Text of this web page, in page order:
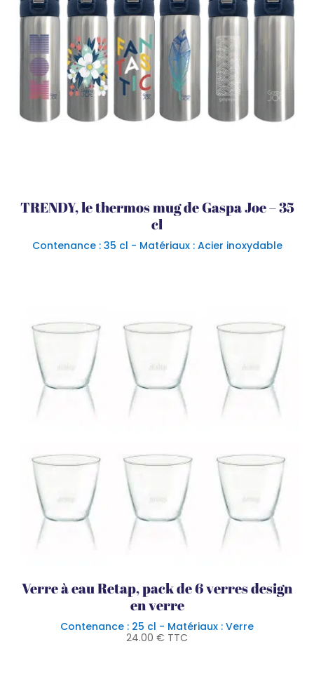
TRENDY, le thermos mug de Gaspa Joe – 35
cl
Contenance : 35 cl - Matériaux : Acier inoxydable
Verre à eau Retap, pack de 6 verres design
en verre
Contenance : 25 cl - Matériaux : Verre
24.00 € TTC